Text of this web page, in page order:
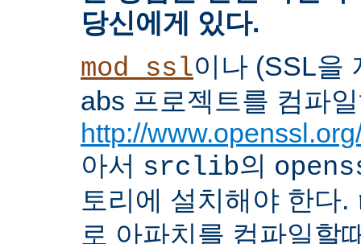
당신에게 있다.
mod_ssl이나 (SSL을
abs 프로젝트를 컴파
http://
아서 srclib의
토리에 설치해야 한다.
로 아파치를 컴파일할